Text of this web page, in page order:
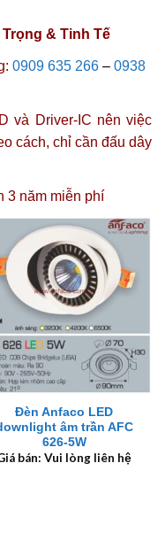
& Tinh Tế
0909 635 266 – 0938
và Driver-IC nên việc
cách, chỉ cần đấu dây
3 năm miễn phí
Đèn Anfaco LED
âm trần AFC
626-5W
bán: Vui lòng liên hệ